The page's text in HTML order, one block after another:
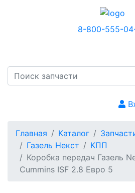
8-800-555-
Главная Каталог
Газель Некст
КПП
Коробка передач Газель
Cummins ISF 2.8 Евро 5